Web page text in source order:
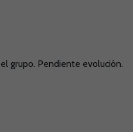
grupo. Pendiente evolución.